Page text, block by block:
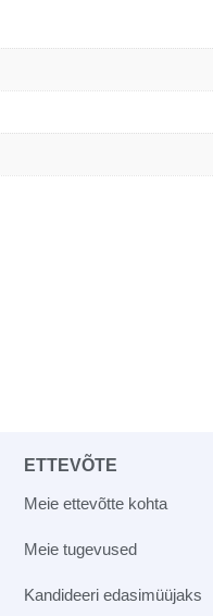
ETTEVÕTE
Meie ettevõtte kohta
Meie tugevused
Kandideeri edasimüüjaks